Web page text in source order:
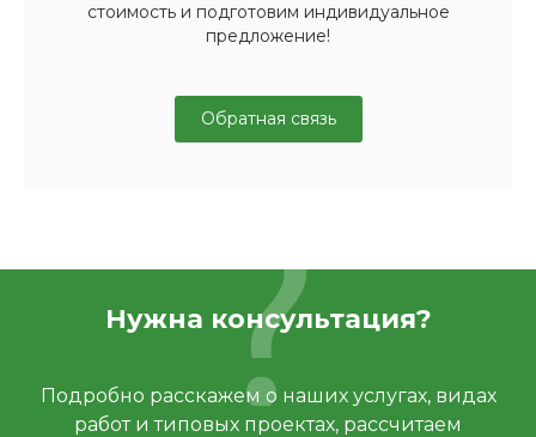
стоимость и подготовим индивидуальное
предложение!
Обратная связь
Нужна консультация?
Подробно расскажем о наших услугах, видах
работ и типовых проектах, рассчитаем